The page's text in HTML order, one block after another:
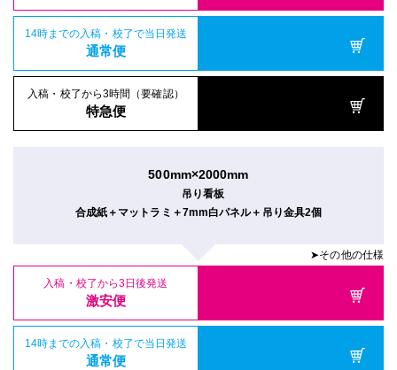
14時までの入稿・校了で当日発送
通常便
入稿・校了から3時間（要確認）
特急便
500mm×2000mm
吊り看板
合成紙＋マットラミ＋7mm白パネル＋吊り金具2個
➤その他の仕様
入稿・校了から3日後発送
激安便
14時までの入稿・校了で当日発送
通常便